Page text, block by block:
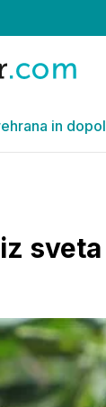
in